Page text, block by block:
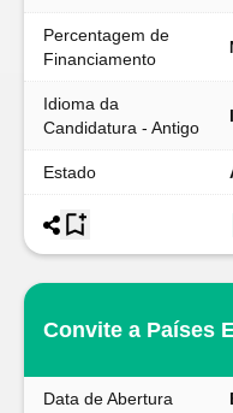
Percentagem de
Financiamento
Idioma da
Candidatura - Antigo
Estado
Convite a Países
Data de Abertura